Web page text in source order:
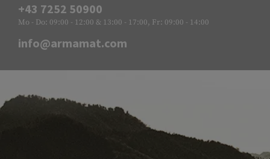
+43 7252 50900
Mo - Do: 09:00 - 12:00 & 13:00 - 17:00, Fr: 09:00 - 14:00
info@armamat.com